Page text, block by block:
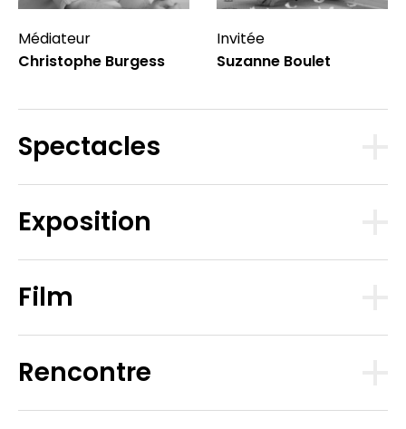
Médiateur
Christophe Burgess
Invitée
Suzanne Boulet
Spectacles
Exposition
Film
Rencontre